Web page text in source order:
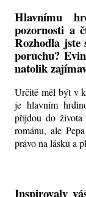
Hlavnímu
pozornosti a
Rozhodla jste
poruchu?
natolik
Určitě měl být v
je hlavním
přijdou do života
románu, ale
právo na lásku a
Inspirovaly